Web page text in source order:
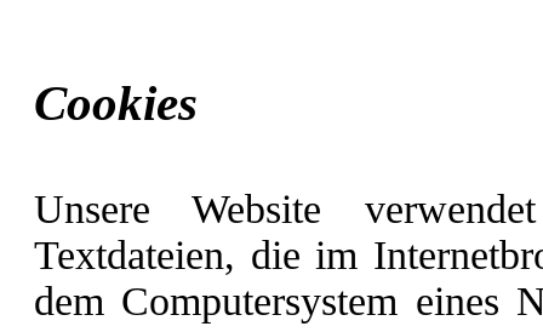
Cookies
Unsere Website
Textdateien, die im
dem Computersystem eines